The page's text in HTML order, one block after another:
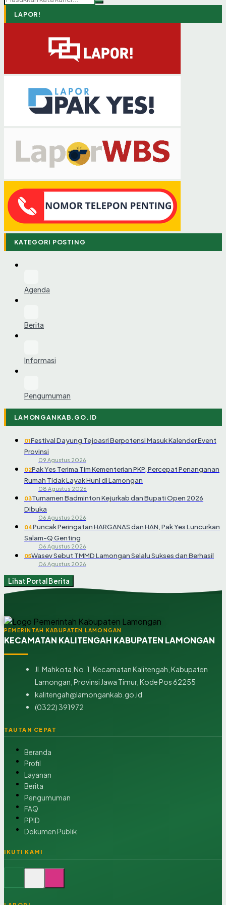
LAPOR!
KATEGORI POSTING
Agenda
Berita
Informasi
Pengumuman
LAMONGANKAB.GO.ID
01Festival Dayung Tejoasri Berpotensi Masuk Kalender Event
Provinsi
09 Agustus 2026
02Pak Yes Terima Tim Kementerian PKP, Percepat Penanganan
Rumah Tidak Layak Huni di Lamongan
08 Agustus 2026
03Turnamen Badminton Kejurkab dan Bupati Open 2026
Dibuka
06 Agustus 2026
04Puncak Peringatan HARGANAS dan HAN, Pak Yes Luncurkan
Salam-Q Genting
06 Agustus 2026
05Wasev Sebut TMMD Lamongan Selalu Sukses dan Berhasil
06 Agustus 2026
Lihat Portal Berita
PEMERINTAH KABUPATEN LAMONGAN
KECAMATAN KALITENGAH KABUPATEN LAMONGAN
Jl. Mahkota,No. 1, Kecamatan Kalitengah, Kabupaten
Lamongan, Provinsi Jawa Timur, Kode Pos 62255
kalitengah@lamongankab.go.id
(0322) 391972
TAUTAN CEPAT
Beranda
Profil
Layanan
Berita
Pengumuman
FAQ
PPID
Dokumen Publik
IKUTI KAMI